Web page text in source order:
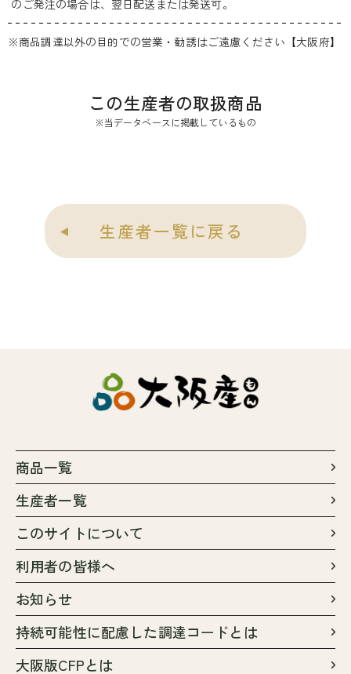
のご発注の場合は、翌日配送または発送可。
※商品調達以外の目的での営業・勧誘はご遠慮ください【大阪府】
この生産者の取扱商品
※当データベースに掲載しているもの
生産者一覧に戻る
商品一覧
生産者一覧
このサイトについて
利用者の皆様へ
お知らせ
持続可能性に配慮した調達コードとは
大阪版CFPとは